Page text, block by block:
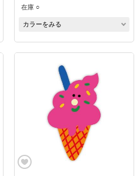
在庫 ○
カラーをみる